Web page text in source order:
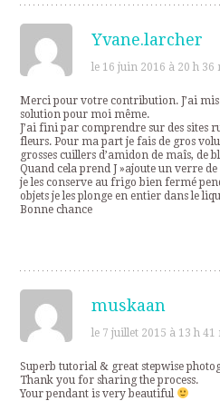
Yvane.larcher
le 16 juin 2016 à 20 h 36
Merci pour votre contribution. J’ai
solution pour moi même.
J’ai fini par comprendre sur des sites
fleurs. Pour ma part je fais de gros
grosses cuillers d’amidon de maîs, de
Quand cela prend J »ajoute un verre
je les conserve au frigo bien fermé
objets je les plonge en entier dans le
Bonne chance
muskaan
le 7 juillet 2015 à 13 h
Superb tutorial & great stepwise
Thank you for sharing the process.
Your pendant is very beautiful